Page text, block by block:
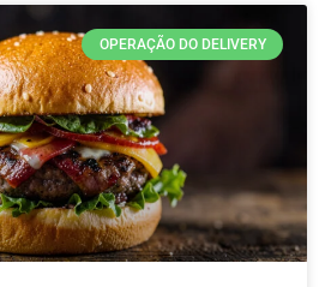
OPERAÇÃO DO DELIVERY